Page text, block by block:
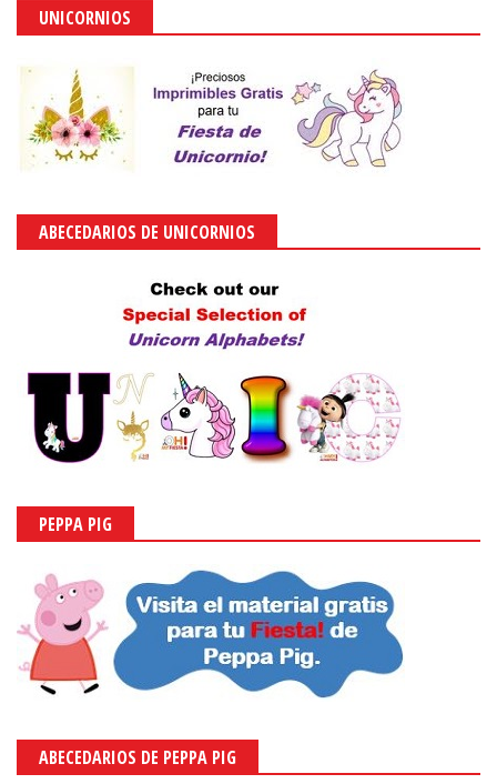
UNICORNIOS
ABECEDARIOS DE UNICORNIOS
PEPPA PIG
ABECEDARIOS DE PEPPA PIG